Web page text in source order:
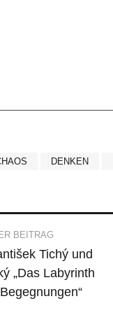
DENKEN
BEITRAG
Tichý und
„Das Labyrinth